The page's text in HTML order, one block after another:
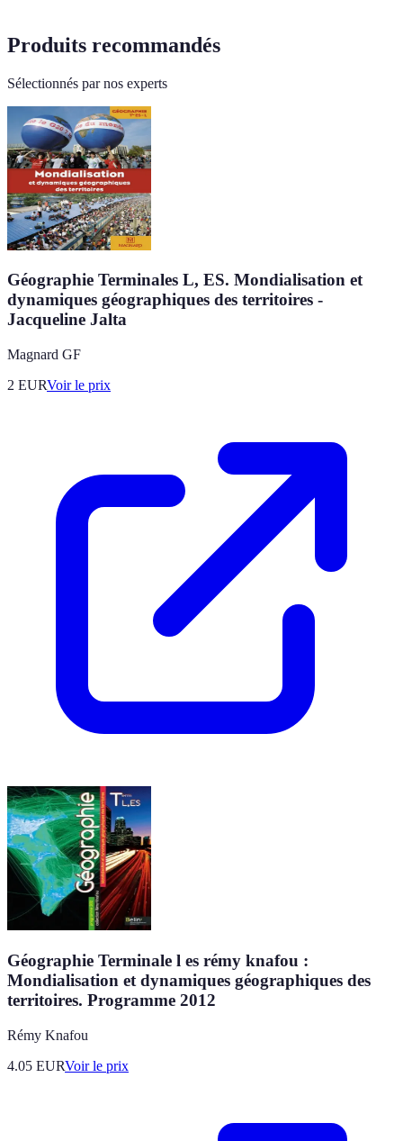
Produits recommandés
Sélectionnés par nos experts
Géographie Terminales L, ES. Mondialisation et
dynamiques géographiques des territoires -
Jacqueline Jalta
Magnard GF
2 EURVoir le prix
Géographie Terminale l es rémy knafou :
Mondialisation et dynamiques géographiques des
territoires. Programme 2012
Rémy Knafou
4.05 EURVoir le prix